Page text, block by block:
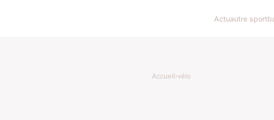
Actuautre sport
Accueil›vélo